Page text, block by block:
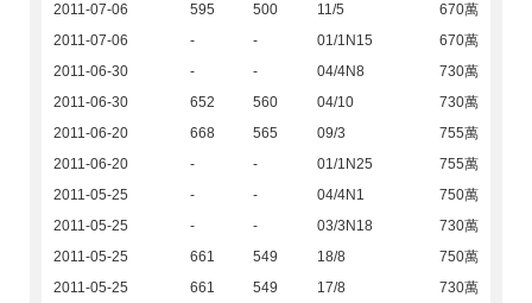
2011-07-06
595 500 11/5
670萬
2011-07-06
- - 01/1N15
670萬
2011-06-30
- - 04/4N8
730萬
2011-06-30
652 560 04/10
730萬
2011-06-20
668 565 09/3
755萬
2011-06-20
- - 01/1N25
755萬
2011-05-25
- - 04/4N1
750萬
2011-05-25
- - 03/3N18
730萬
2011-05-25
661 549 18/8
750萬
2011-05-25
661 549 17/8
730萬